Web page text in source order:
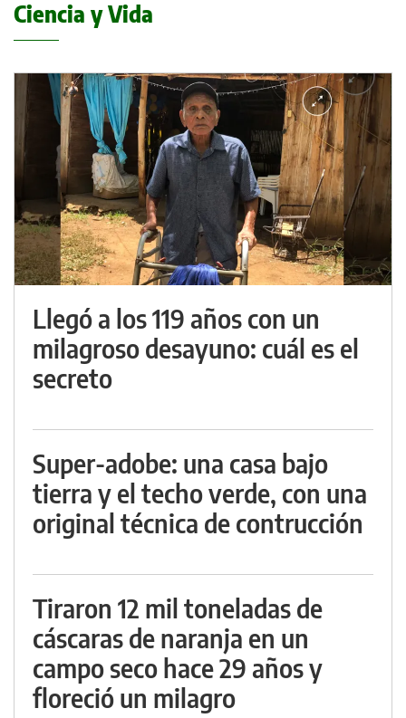
Ciencia y Vida
Llegó a los 119 años con un
milagroso desayuno: cuál es el
secreto
Super-adobe: una casa bajo
tierra y el techo verde, con una
original técnica de contrucción
Tiraron 12 mil toneladas de
cáscaras de naranja en un
campo seco hace 29 años y
floreció un milagro